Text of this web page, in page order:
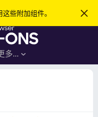
些附加组件。
忽
此
多…
登录